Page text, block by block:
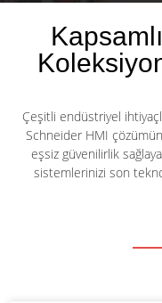
Çeşitli endüstriyel
Schneider HMI
eşsiz güvenilirlik
sistemlerinizi son